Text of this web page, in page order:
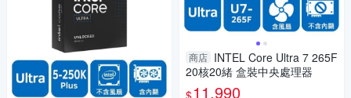
商店 INTEL Core Ultra 7 265F
20核20緒 盒裝中央處理器
11,990